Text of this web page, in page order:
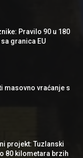
Pravilo 90 u 180
granica EU
masovno vraćanje s
projekt: Tuzlanski
80 kilometara brzih